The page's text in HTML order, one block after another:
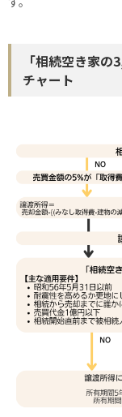
「相続空き家
チャート